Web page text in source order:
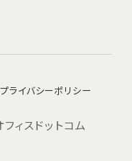
プライバシーポリシー
ィスドットコム